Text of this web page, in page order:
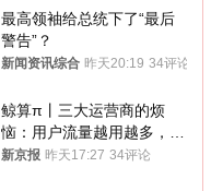
最高领袖给总统下了“最后
警告”？
新闻资讯综合 昨天20:19 34评论
鲸算π丨三大运营商的烦
恼：用户流量越用越多，收
入却越来越少
新京报 昨天17:27 34评论